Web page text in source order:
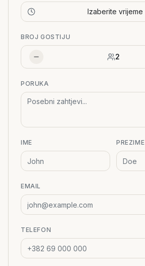
Izaberite vrijeme
BROJ GOSTIJU
2
PORUKA
IME PREZIME
EMAIL
TELEFON